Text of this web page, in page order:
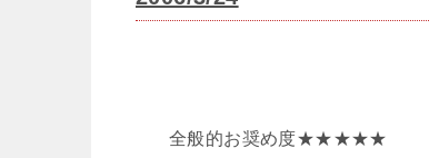
全般的お奨め度★★★★★